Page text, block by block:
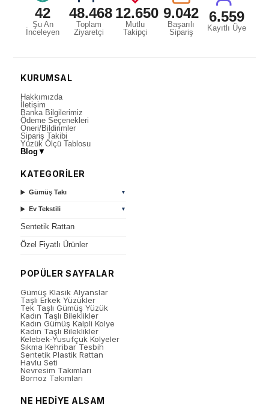
42
Şu An
İnceleyen
48.468
Toplam
Ziyaretçi
12.650
Mutlu
Takipçi
9.042
Başarılı
Sipariş
6.559
Kayıtlı Üye
KURUMSAL
Hakkımızda
İletişim
Banka Bilgilerimiz
Ödeme Seçenekleri
Öneri/Bildirimler
Sipariş Takibi
Yüzük Ölçü Tablosu
Blog ▼
KATEGORİLER
Gümüş Takı ▼
Ev Tekstili ▼
Sentetik Rattan
Özel Fiyatlı Ürünler
POPÜLER SAYFALAR
Gümüş Klasik Alyanslar
Taşlı Erkek Yüzükler
Tek Taşlı Gümüş Yüzük
Kadın Taşlı Bileklikler
Kadın Gümüş Kalpli Kolye
Kadın Taşlı Bileklikler
Kelebek-Yusufçuk Kolyeler
Sıkma Kehribar Tesbih
Sentetik Plastik Rattan
Havlu Seti
Nevresim Takımları
Bornoz Takımları
NE HEDİYE ALSAM